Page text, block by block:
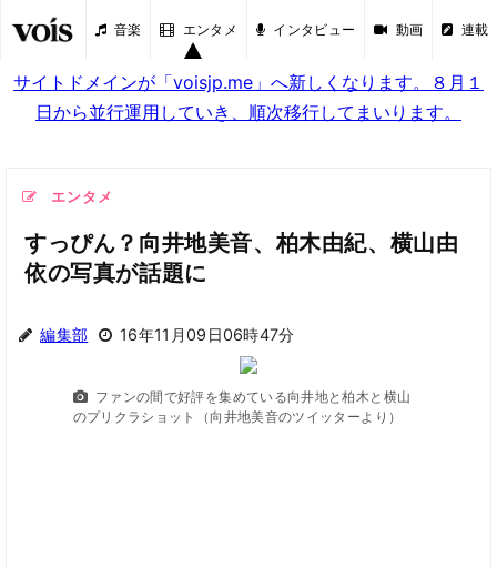
音楽 エンタメ インタビュー 動画 連載
サイトドメインが「voisjp.me」へ新しくなります。８月１
日から並行運用していき、順次移行してまいります。
エンタメ
すっぴん？向井地美音、柏木由紀、横山由
依の写真が話題に
編集部 16年11月09日06時47分
ファンの間で好評を集めている向井地と柏木と横山
のプリクラショット（向井地美音のツイッターより）